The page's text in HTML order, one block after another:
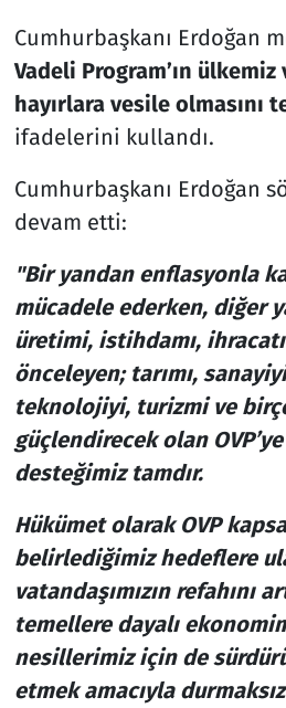
Cumhurbaşkanı Erdoğan
Vadeli Program’ın
hayırlara vesile olmasını
ifadelerini kullandı.
Cumhurbaşkanı Erdoğan
devam etti:
"Bir yandan enflasyonla
mücadele ederken, diğer
üretimi, istihdamı,
önceleyen; tarımı,
teknolojiyi, turizmi ve
güçlendirecek olan
desteğimiz tamdır.
Hükümet olarak OVP
belirlediğimiz hedeflere
vatandaşımızın refahını
temellere dayalı
nesillerimiz için de
etmek amacıyla